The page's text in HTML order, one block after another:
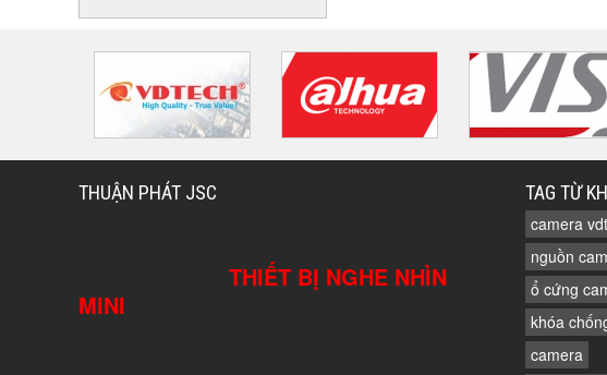
THUẬN PHÁT JSC
THIẾT BỊ NGHE NHÌN
MINI
TAG TỪ
camera
nguồn
ổ cứng
khóa
camera